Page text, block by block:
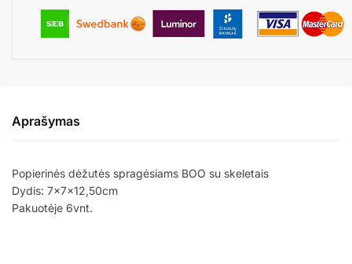
Aprašymas
Popierinės dėžutės spragėsiams BOO su skeletais
Dydis: 7x7x12,50cm
Pakuotėje 6vnt.